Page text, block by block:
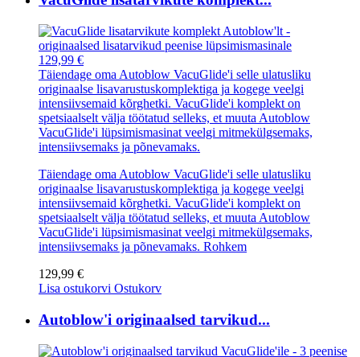
129,99 €
Täiendage oma Autoblow VacuGlide'i selle ulatusliku
originaalse lisavarustuskomplektiga ja kogege veelgi
intensiivsemaid kõrghetki. VacuGlide'i komplekt on
spetsiaalselt välja töötatud selleks, et muuta Autoblow
VacuGlide'i lüpsimismasinat veelgi mitmekülgsemaks,
intensiivsemaks ja põnevamaks.
Täiendage oma Autoblow VacuGlide'i selle ulatusliku
originaalse lisavarustuskomplektiga ja kogege veelgi
intensiivsemaid kõrghetki. VacuGlide'i komplekt on
spetsiaalselt välja töötatud selleks, et muuta Autoblow
VacuGlide'i lüpsimismasinat veelgi mitmekülgsemaks,
intensiivsemaks ja põnevamaks. Rohkem
129,99 €
Lisa ostukorvi Ostukorv
Autoblow'i originaalsed tarvikud...